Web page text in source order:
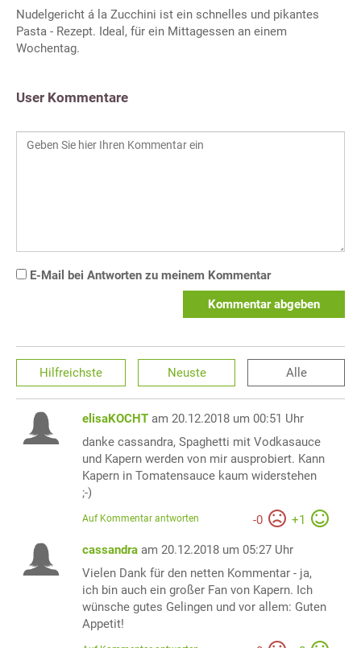
Nudelgericht á la Zucchini ist ein schnelles und pikantes
Pasta - Rezept. Ideal, für ein Mittagessen an einem
Wochentag.
User Kommentare
E-Mail bei Antworten zu meinem Kommentar
Kommentar abgeben
Hilfreichste Neuste Alle
elisaKOCHT am 20.12.2018 um 00:51 Uhr
danke cassandra, Spaghetti mit Vodkasauce
und Kapern werden von mir ausprobiert. Kann
Kapern in Tomatensauce kaum widerstehen
;-)
-0 +1
Auf Kommentar antworten
cassandra am 20.12.2018 um 05:27 Uhr
Vielen Dank für den netten Kommentar - ja,
ich bin auch ein großer Fan von Kapern. Ich
wünsche gutes Gelingen und vor allem: Guten
Appetit!